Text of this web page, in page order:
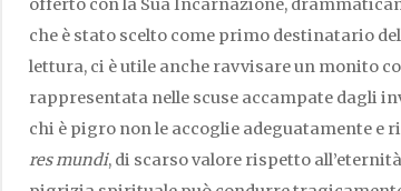
offerto con la Sua Incarnazione,
che è stato scelto come primo destinatario
lettura, ci è utile anche ravvisare un monito
rappresentata nelle scuse accampate dagli
chi è pigro non le accoglie adeguatamente e
res mundi, di scarso valore rispetto